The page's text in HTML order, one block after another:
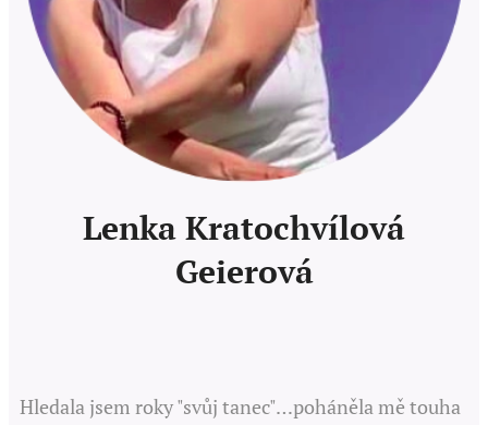
Lenka Kratochvílová
Geierová
Hledala jsem roky "svůj tanec"…poháněla mě touha